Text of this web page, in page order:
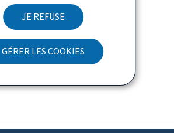
JE REFUSE
GÉRER LES COOKIES
Pdf
Mo
PDF - 1,12 MO)